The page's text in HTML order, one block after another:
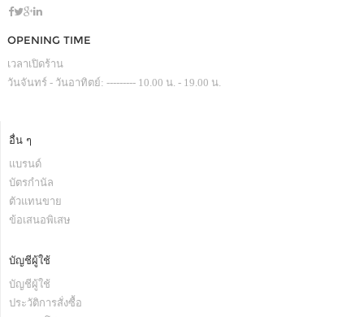
OPENING TIME
เวลาเปิดร้าน
วันจันทร์ - วันอาทิตย์: --------- 10.00 น. - 19.00 น.
อื่น ๆ
แบรนด์
บัตรกำนัล
ตัวแทนขาย
ข้อเสนอพิเสษ
บัญชีผู้ใช้
บัญชีผู้ใช้
ประวัติการสั่งซื้อ